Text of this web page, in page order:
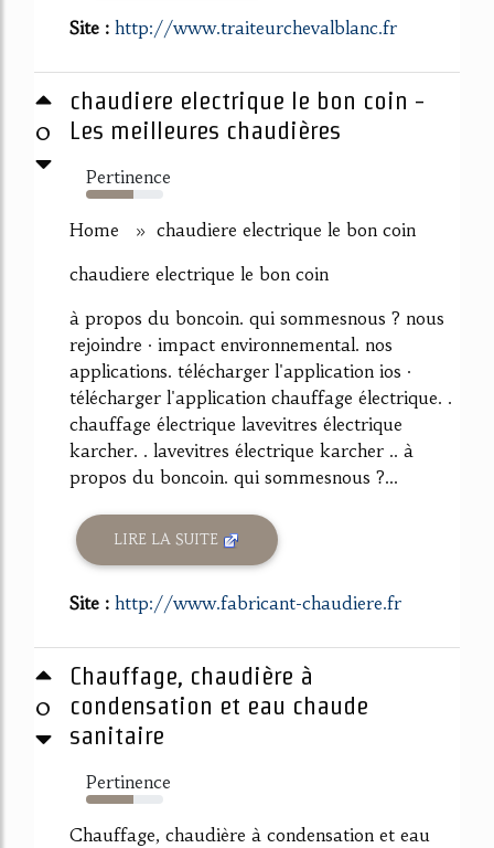
Site : http://www.traiteurchevalblanc.fr
0
chaudiere electrique le bon coin -
Les meilleures chaudières
Pertinence
61%
Home » chaudiere electrique le bon coin
chaudiere electrique le bon coin
à propos du boncoin. qui sommesnous ? nous
rejoindre · impact environnemental. nos
applications. télécharger l'application ios ·
télécharger l'application chauffage électrique. .
chauffage électrique lavevitres électrique
karcher. . lavevitres électrique karcher .. à
propos du boncoin. qui sommesnous ?...
LIRE LA SUITE
Site : http://www.fabricant-chaudiere.fr
0
Chauffage, chaudière à
condensation et eau chaude
sanitaire
Pertinence
61%
Chauffage, chaudière à condensation et eau